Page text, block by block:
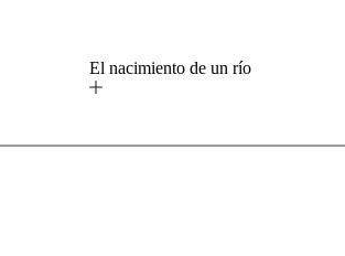
El nacimiento de un río